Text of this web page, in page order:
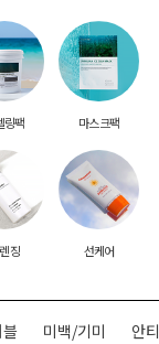
링팩 마스크팩
징 선케어
미백/기미 안